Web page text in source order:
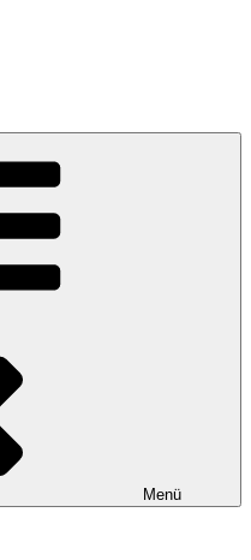
Menü